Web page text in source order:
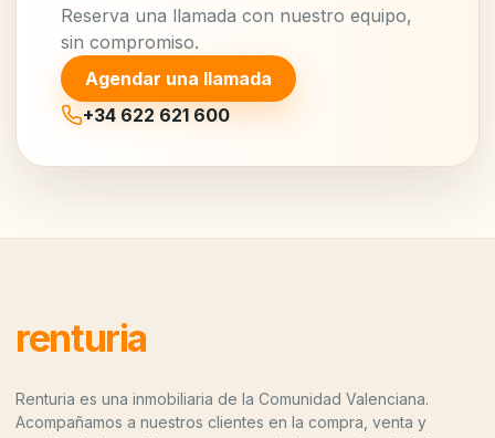
Reserva una llamada con nuestro equipo,
sin compromiso.
Agendar una llamada
+34 622 621 600
renturia
Renturia es una inmobiliaria de la Comunidad Valenciana.
Acompañamos a nuestros clientes en la compra, venta y